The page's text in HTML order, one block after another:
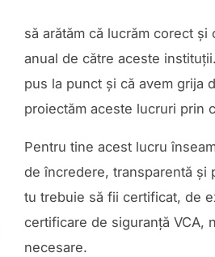
să arătăm că lucrăm corect
anual de către aceste
pus la punct și că avem grija
proiectăm aceste lucruri prin
Pentru tine acest lucru
de încredere, transparentă și
tu trebuie să fii certificat, de
certificare de siguranță VCA,
necesare.